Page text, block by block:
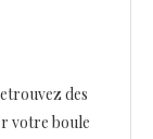
des
votre boule